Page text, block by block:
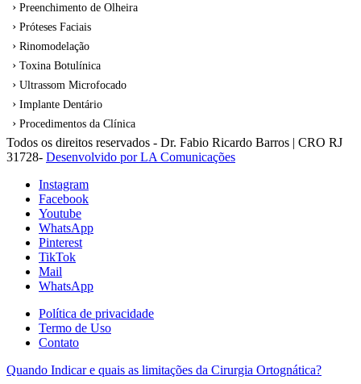
Preenchimento de Olheira
Próteses Faciais
Rinomodelação
Toxina Botulínica
Ultrassom Microfocado
Implante Dentário
Procedimentos da Clínica
Todos os direitos reservados - Dr. Fabio Ricardo Barros | CRO RJ
31728- Desenvolvido por LA Comunicações
Instagram
Facebook
Youtube
WhatsApp
Pinterest
TikTok
Mail
WhatsApp
Política de privacidade
Termo de Uso
Contato
Quando Indicar e quais as limitações da Cirurgia Ortognática?